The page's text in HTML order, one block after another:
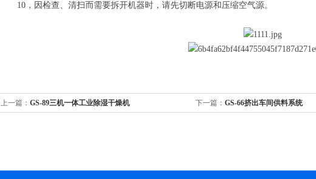
10，因检查、清扫而需要拆开机器时，请先切断电源和压缩空气源。
上一篇： GS-89三机一体工业除湿干燥机 下一篇： GS-66挤出车间供料系统